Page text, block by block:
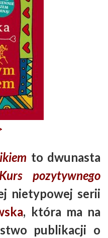
to dwunasta
Kurs pozytywnego
nietypowej serii
, która ma na
publikacji o